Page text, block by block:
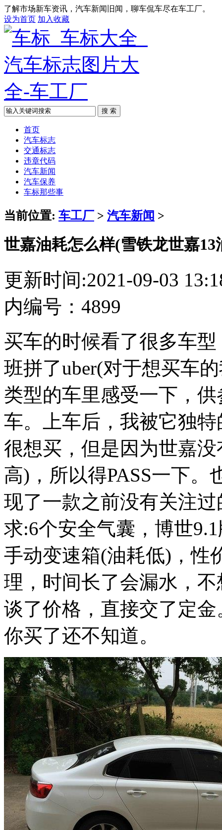
了解市场新车资讯，汽车新闻旧闻，聊车侃车尽在车工厂。
设为首页 加入收藏
搜 索
首页
汽车标志
交通标志
违章代码
汽车新闻
汽车保养
车标那些事
当前位置: 车工厂 > 汽车新闻 >
世嘉油耗怎么样(雪铁龙世嘉13
更新时间:2021-09-03
内编号：4899
买车的时候看了很多车
班拼了uber(对于想买车
类型的车里感受一下，
车。上车后，我被它独
很想买，但是因为世嘉
高)，所以得PASS一下
现了一款之前没有关注
求:6个安全气囊，博世
手动变速箱(油耗低)，性
理，时间长了会漏水，
谈了价格，直接交了定
你买了还不知道。